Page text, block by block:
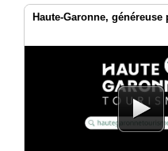
Haute-Garonne, généreuse